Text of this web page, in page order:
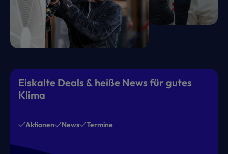
Eiskalte Deals & heiße News für gutes
Klima
Aktionen News Termine